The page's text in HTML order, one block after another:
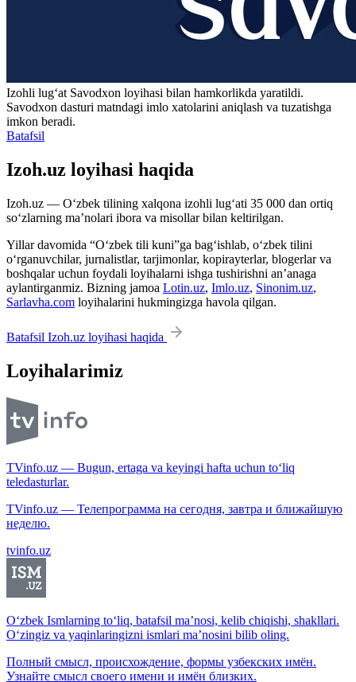
Izohli lugʻat Savodxon loyihasi bilan hamkorlikda yaratildi.
Savodxon dasturi matndagi imlo xatolarini aniqlash va tuzatishga
imkon beradi.
Batafsil
Izoh.uz loyihasi haqida
Izoh.uz — O‘zbek tilining xalqona izohli lug‘ati 35 000 dan ortiq
so‘zlarning ma’nolari ibora va misollar bilan keltirilgan.
Yillar davomida “O‘zbek tili kuni”ga bag‘ishlab, o‘zbek tilini
o‘rganuvchilar, jurnalistlar, tarjimonlar, kopirayterlar, blogerlar va
boshqalar uchun foydali loyihalarni ishga tushirishni an’anaga
aylantirganmiz. Bizning jamoa Lotin.uz, Imlo.uz, Sinonim.uz,
Sarlavha.com loyihalarini hukmingizga havola qilgan.
Batafsil Izoh.uz loyihasi haqida
Loyihalarimiz
TVinfo.uz — Bugun, ertaga va keyingi hafta uchun to‘liq
teledasturlar.
TVinfo.uz — Телепрограмма на сегодня, завтра и ближайшую
неделю.
tvinfo.uz
O‘zbek Ismlarning to‘liq, batafsil ma’nosi, kelib chiqishi, shakllari.
O‘zingiz va yaqinlaringizni ismlari ma’nosini bilib oling.
Полный смысл, происхождение, формы узбекских имён.
Узнайте смысл своего имени и имён близких.